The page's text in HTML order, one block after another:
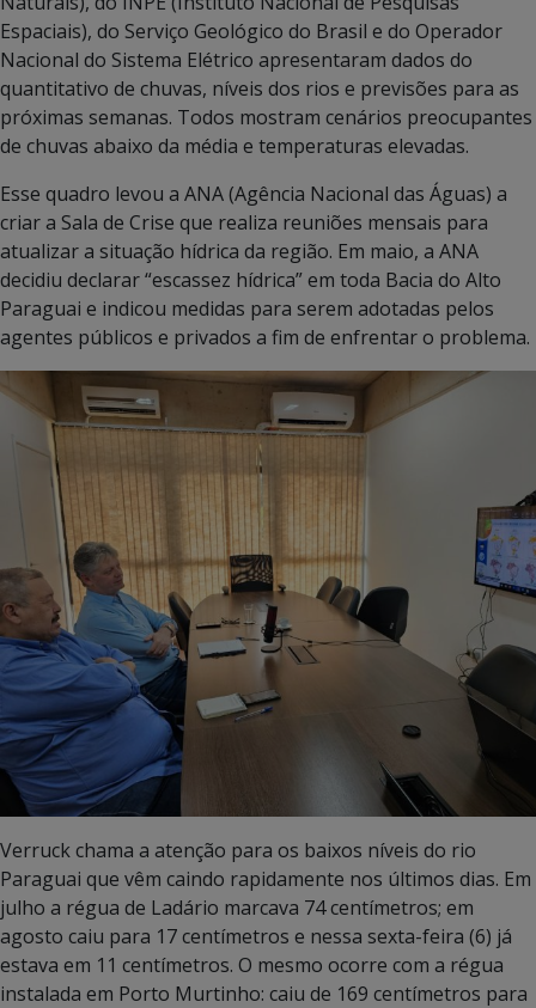
Espaciais), do Serviço Geológico do Brasil e do Operador
Nacional do Sistema Elétrico apresentaram dados do
quantitativo de chuvas, níveis dos rios e previsões para as
próximas semanas. Todos mostram cenários preocupantes
de chuvas abaixo da média e temperaturas elevadas.
Esse quadro levou a ANA (Agência Nacional das Águas) a
criar a Sala de Crise que realiza reuniões mensais para
atualizar a situação hídrica da região. Em maio, a ANA
decidiu declarar “escassez hídrica” em toda Bacia do Alto
Paraguai e indicou medidas para serem adotadas pelos
agentes públicos e privados a fim de enfrentar o problema.
Verruck chama a atenção para os baixos níveis do rio
Paraguai que vêm caindo rapidamente nos últimos dias. Em
julho a régua de Ladário marcava 74 centímetros; em
agosto caiu para 17 centímetros e nessa sexta-feira (6) já
estava em 11 centímetros. O mesmo ocorre com a régua
instalada em Porto Murtinho: caiu de 169 centímetros para